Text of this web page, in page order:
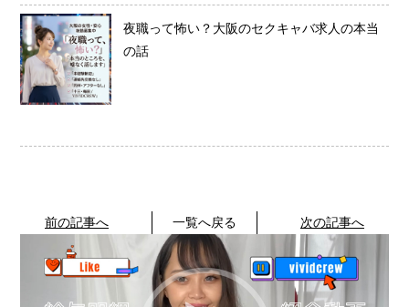
夜職って怖い？大阪のセクキャバ求人の本当
の話
前の記事へ 一覧へ戻る 次の記事へ